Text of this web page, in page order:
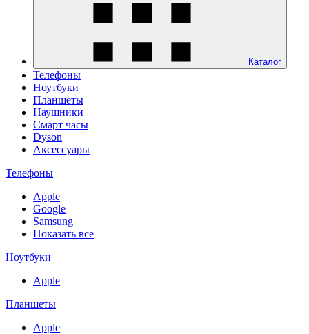
Каталог
Телефоны
Ноутбуки
Планшеты
Наушники
Смарт часы
Dyson
Аксессуары
Телефоны
Apple
Google
Samsung
Показать все
Ноутбуки
Apple
Планшеты
Apple